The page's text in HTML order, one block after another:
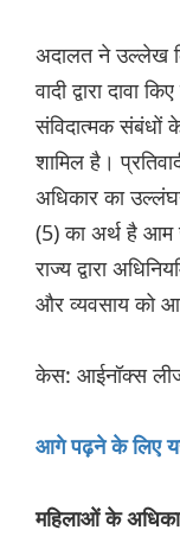
अदालत ने उल्लेख
वादी द्वारा दावा
संविदात्मक संबंधों
शामिल है।
अधिकार का
(5) का अर्थ है आम
राज्य द्वारा
और व्यवसाय को
केस: आईनॉक्स
आगे पढ़ने के लिए
महिलाओं के